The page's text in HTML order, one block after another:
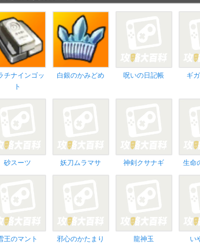
チナインゴッ
ト
白銀のかみどめ 呪いの日記帳 ギ
砂スーツ 妖刀ムラマサ 神剣クサナギ 生命
王のマント 邪心のかたまり 龍神玉 い